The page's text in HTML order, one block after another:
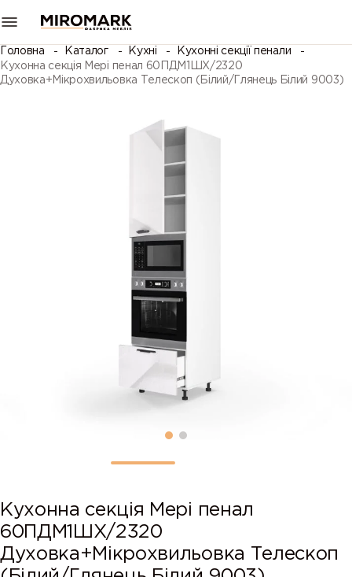
Головна Каталог Кухні
Кухонні секції пенали
Кухонна секція Мері пенал 60ПДМ1ШХ/2320
Духовка+Мікрохвильовка Телескоп (Білий/Глянець Білий 9003)
Кухонна секція Мері пенал
60ПДМ1ШХ/2320
Духовка+Мікрохвильовка Телескоп